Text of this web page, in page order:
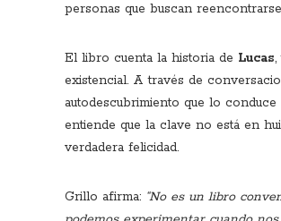
personas que buscan
El libro cuenta la historia de Lucas,
existencial. A través de
autodescubrimiento que lo
entiende que la clave no está en
verdadera felicidad.
Grillo afirma: “No es un libro